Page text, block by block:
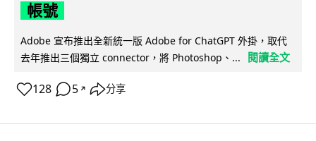
帳號
Adobe 宣布推出全新統一版 Adobe for ChatGPT 外掛，取代
去年推出三個獨立 connector，將 Photoshop、...
閱讀全文
128 5 ↗ 分享